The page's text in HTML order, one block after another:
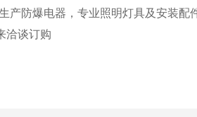
防爆电器，专业照明灯具及安装配
洽谈订购